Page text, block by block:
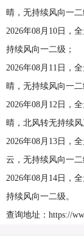
晴，无持续风向一二
2026年08月10日，
持续风向一二级；
2026年08月11日，
晴，无持续风向一二
2026年08月12日，
晴，北风转无持续
2026年08月13日，
云，无持续风向一二
2026年08月14日，
持续风向一二级。
查询地址：https://